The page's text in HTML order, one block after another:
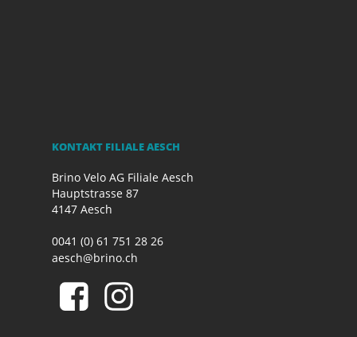
KONTAKT FILIALE AESCH
Brino Velo AG Filiale Aesch
Hauptstrasse 87
4147 Aesch
0041 (0) 61 751 28 26
aesch@brino.ch